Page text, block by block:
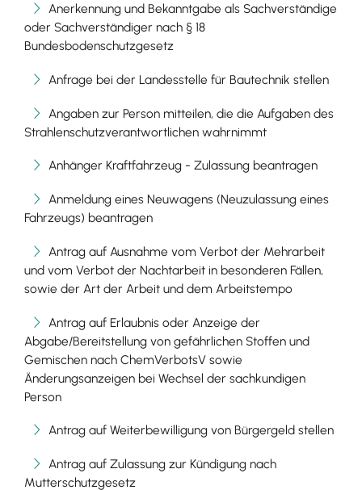
Anerkennung und Bekanntgabe als Sachverständige
oder Sachverständiger nach § 18
Bundesbodenschutzgesetz
Anfrage bei der Landesstelle für Bautechnik stellen
Angaben zur Person mitteilen, die die Aufgaben des
Strahlenschutzverantwortlichen wahrnimmt
Anhänger Kraftfahrzeug - Zulassung beantragen
Anmeldung eines Neuwagens (Neuzulassung eines
Fahrzeugs) beantragen
Antrag auf Ausnahme vom Verbot der Mehrarbeit
und vom Verbot der Nachtarbeit in besonderen Fällen,
sowie der Art der Arbeit und dem Arbeitstempo
Antrag auf Erlaubnis oder Anzeige der
Abgabe/Bereitstellung von gefährlichen Stoffen und
Gemischen nach ChemVerbotsV sowie
Änderungsanzeigen bei Wechsel der sachkundigen
Person
Antrag auf Weiterbewilligung von Bürgergeld stellen
Antrag auf Zulassung zur Kündigung nach
Mutterschutzgesetz